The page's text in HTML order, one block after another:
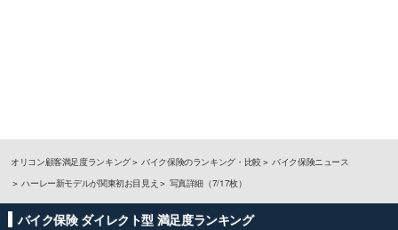
オリコン顧客満足度ランキング バイク保険のランキング・比較
バイク保険ニュース
ハーレー新モデルが関東初お目見え
写真詳細（7/17枚）
バイク保険 ダイレクト型 満足度ランキング